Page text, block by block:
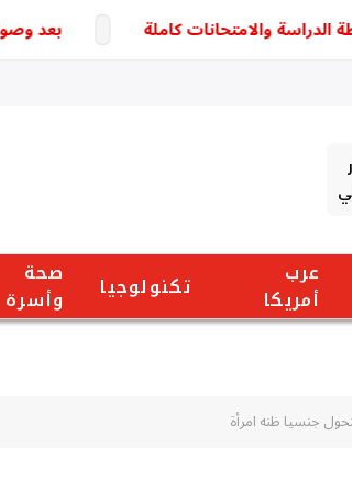
بعد
عرب
أمريكا
تكنولوجيا
صحة
وأسرة
جنسيا ظنه امرأة